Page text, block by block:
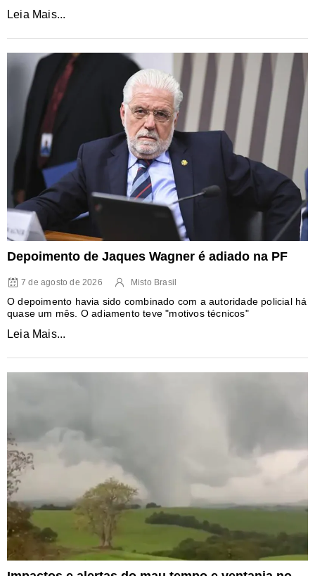
Leia Mais...
Depoimento de Jaques Wagner é adiado na PF
7 de agosto de 2026 Misto Brasil
O depoimento havia sido combinado com a autoridade policial há
quase um mês. O adiamento teve "motivos técnicos"
Leia Mais...